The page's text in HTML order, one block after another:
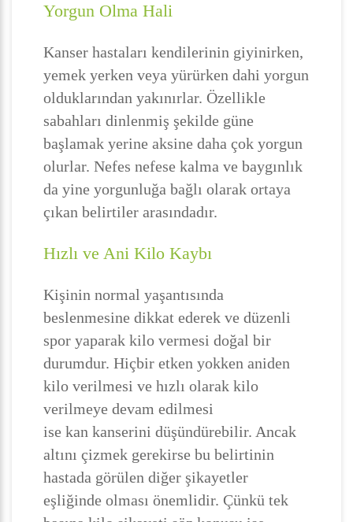
Yorgun Olma Hali
Kanser hastaları kendilerinin giyinirken,
yemek yerken veya yürürken dahi yorgun
olduklarından yakınırlar. Özellikle
sabahları dinlenmiş şekilde güne
başlamak yerine aksine daha çok yorgun
olurlar. Nefes nefese kalma ve baygınlık
da yine yorgunluğa bağlı olarak ortaya
çıkan belirtiler arasındadır.
Hızlı ve Ani Kilo Kaybı
Kişinin normal yaşantısında
beslenmesine dikkat ederek ve düzenli
spor yaparak kilo vermesi doğal bir
durumdur. Hiçbir etken yokken aniden
kilo verilmesi ve hızlı olarak kilo
verilmeye devam edilmesi
ise kan kanserini düşündürebilir. Ancak
altını çizmek gerekirse bu belirtinin
hastada görülen diğer şikayetler
eşliğinde olması önemlidir. Çünkü tek